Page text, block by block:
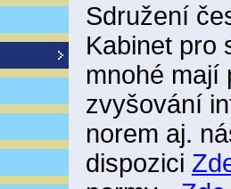
Sdružení
Kabinet pro
mnohé mají
zvyšování
norem aj.
dispozici